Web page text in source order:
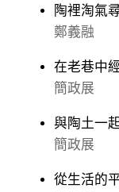
陶裡淘氣
鄭義融
在老巷中
簡政展
與陶土一
簡政展
從生活的